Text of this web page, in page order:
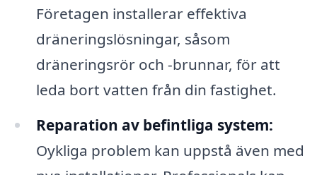
Företagen installerar effektiva
dräneringslösningar, såsom
dräneringsrör och -brunnar, för att
leda bort vatten från din fastighet.
Reparation av befintliga system:
Oykliga problem kan uppstå även med